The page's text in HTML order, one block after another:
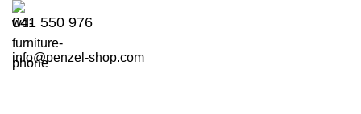
041 550 976
info@penzel-shop.com